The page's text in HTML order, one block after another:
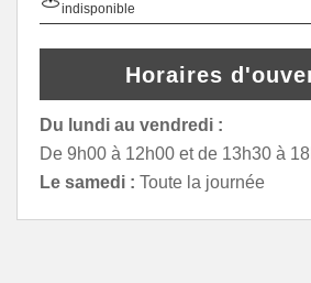
indisponible
Horaires
Du lundi au vendredi :
De 9h00 à 12h00 et de 13h30 à
Le samedi : Toute la journée